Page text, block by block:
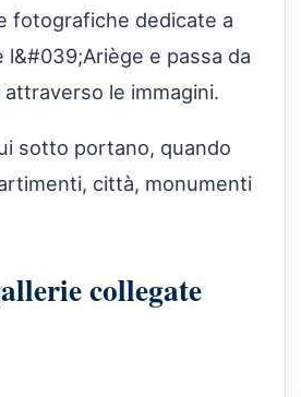
fotografiche dedicate a
e passa da
attraverso le immagini.
sotto portano, quando
città, monumenti
collegate